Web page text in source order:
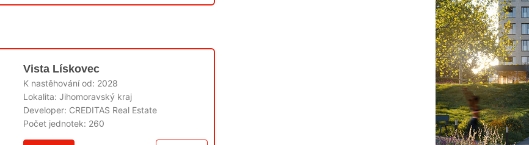
Vista Lískovec
K nastěhování od: 2028
Lokalita:Jihomoravský kraj
Developer: CREDITAS Real Estate
Počet jednotek: 260